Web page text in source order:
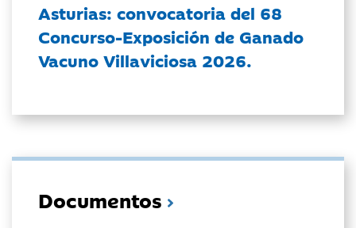
Asturias: convocatoria del 68
Concurso-Exposición de Ganado
Vacuno Villaviciosa 2026.
Documentos